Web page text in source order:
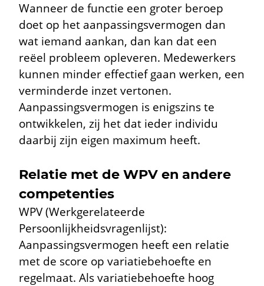
Wanneer de functie een groter beroep
doet op het aanpassingsvermogen dan
wat iemand aankan, dan kan dat een
reëel probleem opleveren. Medewerkers
kunnen minder effectief gaan werken, een
verminderde inzet vertonen.
Aanpassingsvermogen is enigszins te
ontwikkelen, zij het dat ieder individu
daarbij zijn eigen maximum heeft.
Relatie met de WPV en andere
competenties
WPV (Werkgerelateerde
Persoonlijkheidsvragenlijst):
Aanpassingsvermogen heeft een relatie
met de score op variatiebehoefte en
regelmaat. Als variatiebehoefte hoog